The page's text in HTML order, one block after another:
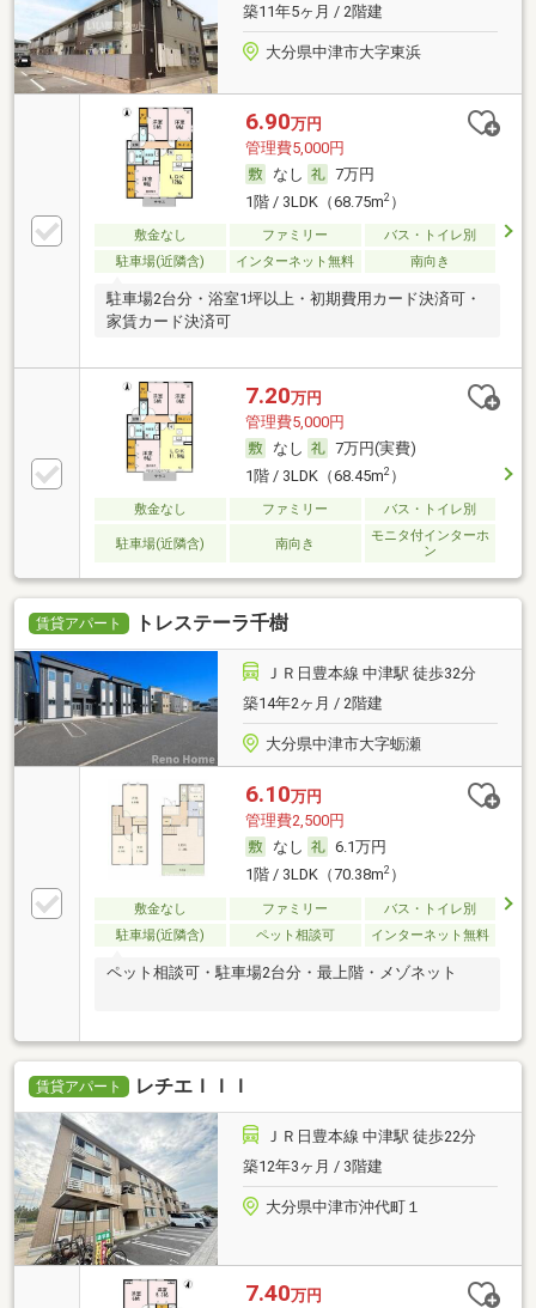
築11年5ヶ月 / 2階建
大分県中津市大字東浜
6.90万円
管理費5,000円
なし
7万円
1階 / 3LDK（68.75m2）
敷金なし ファミリー
バス・トイレ別
駐車場(近隣含)
インターネット無料 南向き
駐車場2台分・浴室1坪以上・初期費用カード決済可・
家賃カード決済可
7.20万円
管理費5,000円
なし
7万円(実費)
1階 / 3LDK（68.45m2）
敷金なし ファミリー バス・トイレ別
駐車場(近隣含) 南向き
モニタ付インターホ
ン
賃貸アパート トレステーラ千樹
ＪＲ日豊本線 中津駅 徒歩32分
築14年2ヶ月 / 2階建
大分県中津市大字蛎瀬
6.10万円
管理費2,500円
なし
6.1万円
1階 / 3LDK（70.38m2）
敷金なし ファミリー
バス・トイレ別
駐車場(近隣含)
ペット相談可 インターネット無料
ペット相談可・駐車場2台分・最上階・メゾネット
賃貸アパート レチエＩＩＩ
ＪＲ日豊本線 中津駅 徒歩22分
築12年3ヶ月 / 3階建
大分県中津市沖代町１
7.40万円